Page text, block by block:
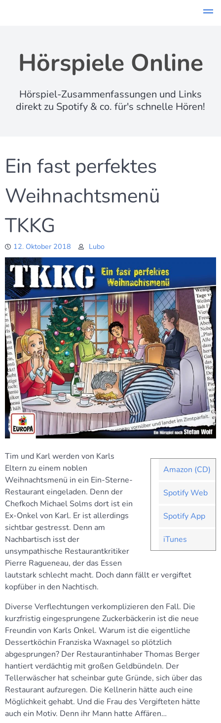
Hörspiele Online
Hörspiel-Zusammenfassungen und Links
direkt zu Spotify & co. für's schnelle Hören!
Ein fast perfektes
Weihnachtsmenü
TKKG
12. Oktober 2018 Lubo
Amazon (CD)
Spotify Web
Spotify App
iTunes
Tim und Karl werden von Karls
Eltern zu einem noblen
Weihnachtsmenü in ein Ein-Sterne-
Restaurant eingeladen. Denn der
Chefkoch Michael Solms dort ist ein
Ex-Onkel von Karl. Er ist allerdings
sichtbar gestresst. Denn am
Nachbartisch isst der
unsympathische Restaurantkritiker
Pierre Ragueneau, der das Essen
lautstark schlecht macht. Doch dann fällt er vergiftet
kopfüber in den Nachtisch.
Diverse Verflechtungen verkomplizieren den Fall. Die
kurzfristig eingesprungene Zuckerbäckerin ist die neue
Freundin von Karls Onkel. Warum ist die eigentliche
Dessertköchin Franziska Waxnagel so plötzlich
abgesprungen? Der Restaurantinhaber Thomas Berger
hantiert verdächtig mit großen Geldbündeln. Der
Tellerwäscher hat scheinbar gute Gründe, sich über das
Restaurant aufzuregen. Die Kellnerin hätte auch eine
Möglichkeit gehabt. Und die Frau des Vergifteten hätte
auch ein Motiv. Denn ihr Mann hatte Affären…